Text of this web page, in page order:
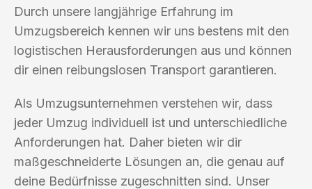
Durch unsere langjährige Erfahrung im
Umzugsbereich kennen wir uns bestens mit den
logistischen Herausforderungen aus und können
dir einen reibungslosen Transport garantieren.
Als Umzugsunternehmen verstehen wir, dass
jeder Umzug individuell ist und unterschiedliche
Anforderungen hat. Daher bieten wir dir
maßgeschneiderte Lösungen an, die genau auf
deine Bedürfnisse zugeschnitten sind. Unser